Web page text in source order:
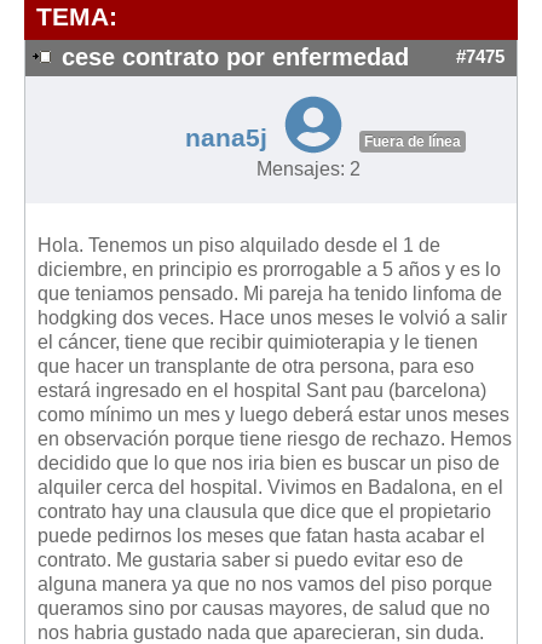
Requerimientos y comunicaciones
Formularios sobre Propiedad Horizontal
Modelos de Convocatoria de Junta de Propietarios
Modelos de Acta de Junta de Propietarios
Legislación sobre Arrendamientos Urbanos
Legislación sobre la Comunidad de Propietarios
Legislación sobre Adquisición de Vivienda en Propiedad
Legislación de interés práctico
Diccionario
Usuario
Entrar / Salir
Mis boletines
TEMA:
cese contrato por enfermedad #7475
nana5j Fuera de línea
Mensajes: 2
Hola. Tenemos un piso alquilado desde el 1 de
diciembre, en principio es prorrogable a 5 años y es lo
que teniamos pensado. Mi pareja ha tenido linfoma de
hodgking dos veces. Hace unos meses le volvió a salir
el cáncer, tiene que recibir quimioterapia y le tienen
que hacer un transplante de otra persona, para eso
estará ingresado en el hospital Sant pau (barcelona)
como mínimo un mes y luego deberá estar unos meses
en observación porque tiene riesgo de rechazo. Hemos
decidido que lo que nos iria bien es buscar un piso de
alquiler cerca del hospital. Vivimos en Badalona, en el
contrato hay una clausula que dice que el propietario
puede pedirnos los meses que fatan hasta acabar el
contrato. Me gustaria saber si puedo evitar eso de
alguna manera ya que no nos vamos del piso porque
queramos sino por causas mayores, de salud que no
nos habria gustado nada que aparecieran, sin duda.